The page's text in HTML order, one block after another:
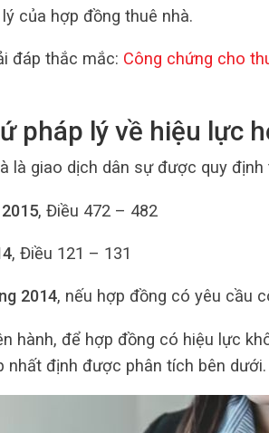
của hợp đồng thuê nhà.
đáp thắc mắc: Công chứng cho
pháp lý về hiệu lực
là giao dịch dân sự được quy định
, Điều 472 – 482
, Điều 121 – 131
2014, nếu hợp đồng có yêu cầu
hành, để hợp đồng có hiệu lực
nhất định được phân tích bên dưới.